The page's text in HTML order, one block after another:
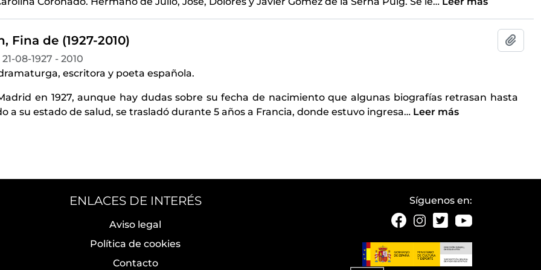
Fina de (1927-2010)
21-08-1927 - 2010
escritora y poeta española.
en 1927, aunque hay dudas sobre su fecha de nacimiento que algunas biografías retrasan hasta
a su estado de salud, se trasladó durante 5 años a Francia, donde estuvo ingresa… Leer más
ENLACES DE INTERÉS
Aviso legal
Política de cookies
Contacto
Síguenos en: